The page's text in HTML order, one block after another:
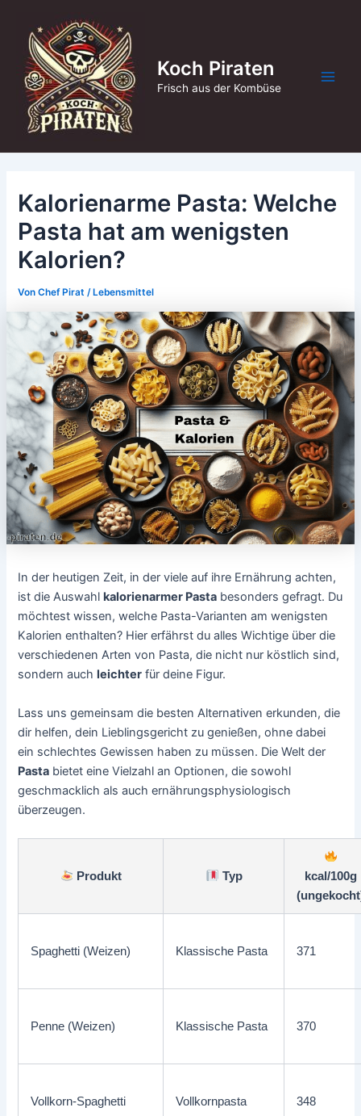
springen
Koch Piraten
Frisch aus der Kombüse
Kalorienarme Pasta: Welche
Pasta hat am wenigsten
Kalorien?
VonChef Pirat/ Lebensmittel
In der heutigen Zeit, in der viele auf ihre Ernährung achten,
ist die Auswahlkalorienarmer Pasta besonders gefragt. Du
möchtest wissen, welche Pasta-Varianten am wenigsten
Kalorien enthalten? Hier erfährst du alles Wichtige über die
verschiedenen Arten von Pasta, die nicht nur köstlich sind,
sondern auchleichter für deine Figur.
Lass uns gemeinsam die besten Alternativen erkunden, die
dir helfen, dein Lieblingsgericht zu genießen, ohne dabei
ein schlechtes Gewissen haben zu müssen. Die Welt der
Pasta bietet eine Vielzahl an Optionen, die sowohl
geschmacklich als auch ernährungsphysiologisch
überzeugen.
Produkt Typ
kcal/100g
Spaghetti (Weizen) Klassische Pasta 371
Penne (Weizen) Klassische Pasta 370
Vollkorn-Spaghetti Vollkornpasta 348